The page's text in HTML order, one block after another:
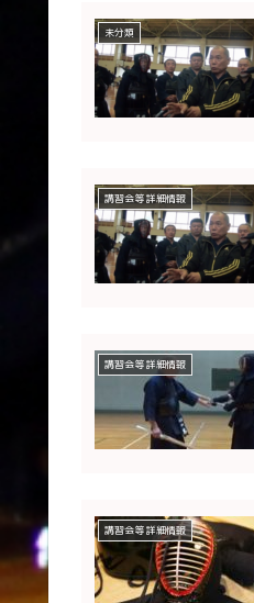
未分類
講習会等 詳細情報
講習会等 詳細情報
講習会等 詳細情報